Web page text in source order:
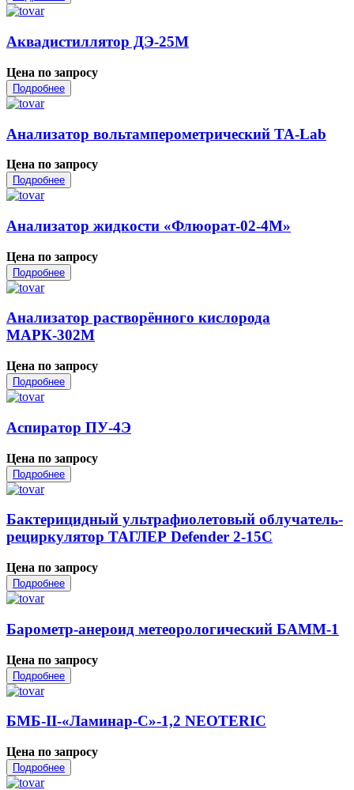
Аквадистиллятор ДЭ-25М
Цена по запросу
Подробнее
Анализатор вольтамперометрический ТА-Lab
Цена по запросу
Подробнее
Анализатор жидкости «Флюорат-02-4М»
Цена по запросу
Подробнее
Анализатор растворённого кислорода
МАРК-302М
Цена по запросу
Подробнее
Аспиратор ПУ-4Э
Цена по запросу
Подробнее
Бактерицидный ультрафиолетовый облучатель-
рециркулятор ТАГЛЕР Defender 2-15С
Цена по запросу
Подробнее
Барометр-анероид метеорологический БАММ-1
Цена по запросу
Подробнее
БМБ-II-«Ламинар-С»-1,2 NEOTERIC
Цена по запросу
Подробнее